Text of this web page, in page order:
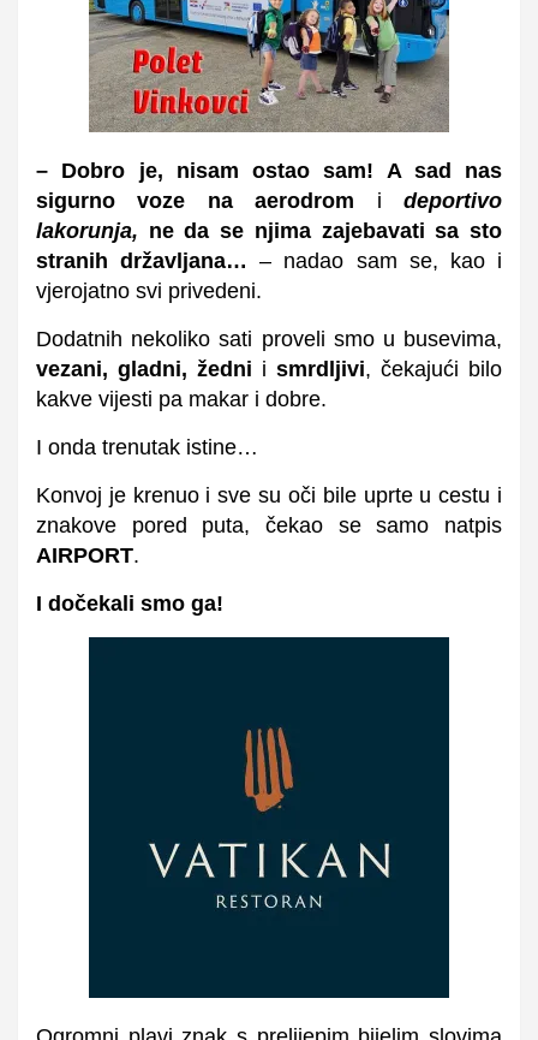
– Dobro je, nisam ostao sam! A sad nas
sigurno voze na aerodrom ideportivo
lakorunja, ne da se njima zajebavati sa sto
stranih državljana…– nadao sam se, kao i
vjerojatno svi privedeni.
Dodatnih nekoliko sati proveli smo u busevima,
vezani, gladni, žedni i smrdljivi, čekajući bilo
kakve vijesti pa makar i dobre.
I onda trenutak istine…
Konvoj je krenuo i sve su oči bile uprte u cestu i
znakove pored puta, čekao se samo natpis
AIRPORT.
I dočekali smo ga!